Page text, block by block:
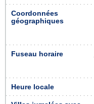
Coordonnées
géographiques
Fuseau horaire
Heure locale